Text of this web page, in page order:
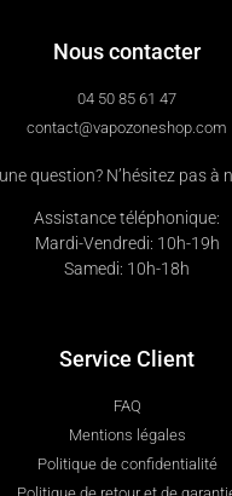
Nous contacter
04 50 85 61 47
contact@vapozoneshop.com
question? N’hésitez pas à
Assistance téléphonique:
Mardi-Vendredi: 10h-19h
Samedi: 10h-18h
Service Client
FAQ
Mentions légales
Politique de confidentialité